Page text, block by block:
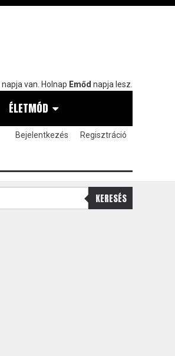
napja van. Holnap Emőd napja lesz.
ÉLETMÓD
Bejelentkezés Regisztráció
KERESÉS